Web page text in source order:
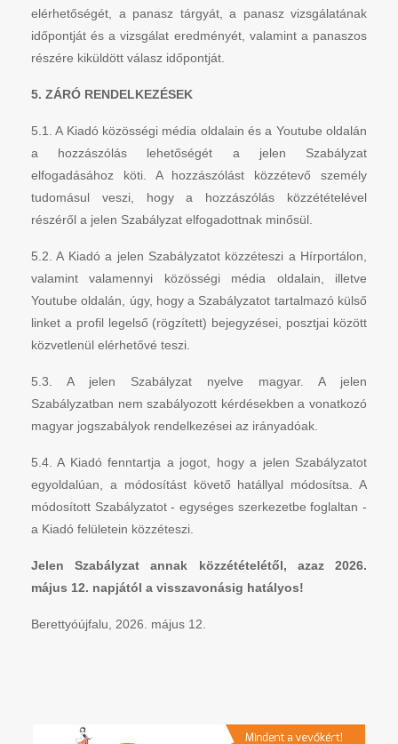
elérhetőségét, a panasz tárgyát, a panasz vizsgálatának
időpontját és a vizsgálat eredményét, valamint a panaszos
részére kiküldött válasz időpontját.
5. ZÁRÓ RENDELKEZÉSEK
5.1. A Kiadó közösségi média oldalain és a Youtube oldalán
a hozzászólás lehetőségét a jelen Szabályzat
elfogadásához köti. A hozzászólást közzétevő személy
tudomásul veszi, hogy a hozzászólás közzétételével
részéről a jelen Szabályzat elfogadottnak minősül.
5.2. A Kiadó a jelen Szabályzatot közzéteszi a Hírportálon,
valamint valamennyi közösségi média oldalain, illetve
Youtube oldalán, úgy, hogy a Szabályzatot tartalmazó külső
linket a profil legelső (rögzített) bejegyzései, posztjai között
közvetlenül elérhetővé teszi.
5.3. A jelen Szabályzat nyelve magyar. A jelen
Szabályzatban nem szabályozott kérdésekben a vonatkozó
magyar jogszabályok rendelkezései az irányadóak.
5.4. A Kiadó fenntartja a jogot, hogy a jelen Szabályzatot
egyoldalúan, a módosítást követő hatállyal módosítsa. A
módosított Szabályzatot - egységes szerkezetbe foglaltan -
a Kiadó felületein közzéteszi.
Jelen Szabályzat annak közzétételétől, azaz 2026.
május 12. napjától a visszavonásig hatályos!
Berettyóújfalu, 2026. május 12.